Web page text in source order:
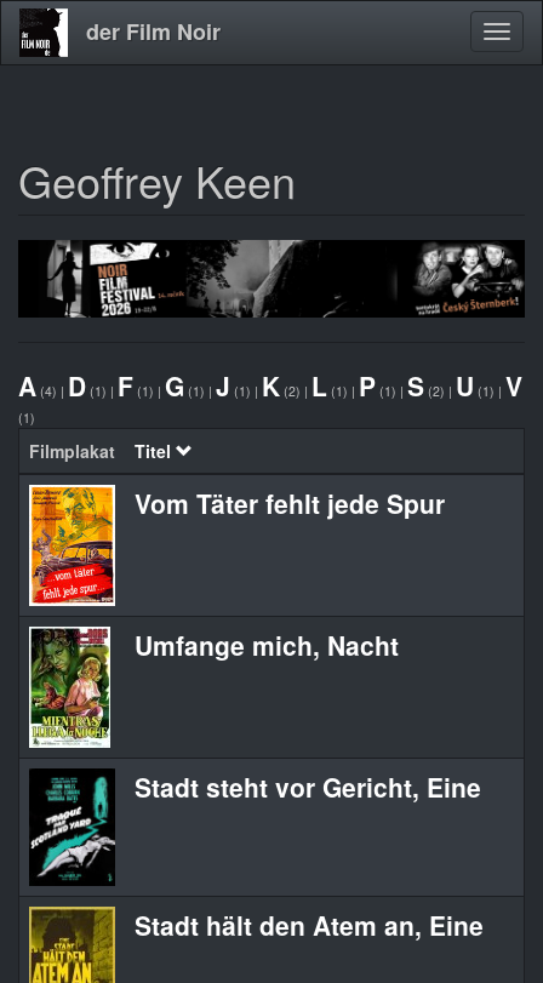
Direkt
zum
der Film Noir
Geoffrey Keen
A (4) | D (1) | F (1) | G (1) | J (1) | K (2) | L (1) | P (1) | S (2) | U (1) | V
(1)
Filmplakat Titel
Vom Täter fehlt jede Spur
Umfange mich, Nacht
Stadt steht vor Gericht, Eine
Stadt hält den Atem an, Eine